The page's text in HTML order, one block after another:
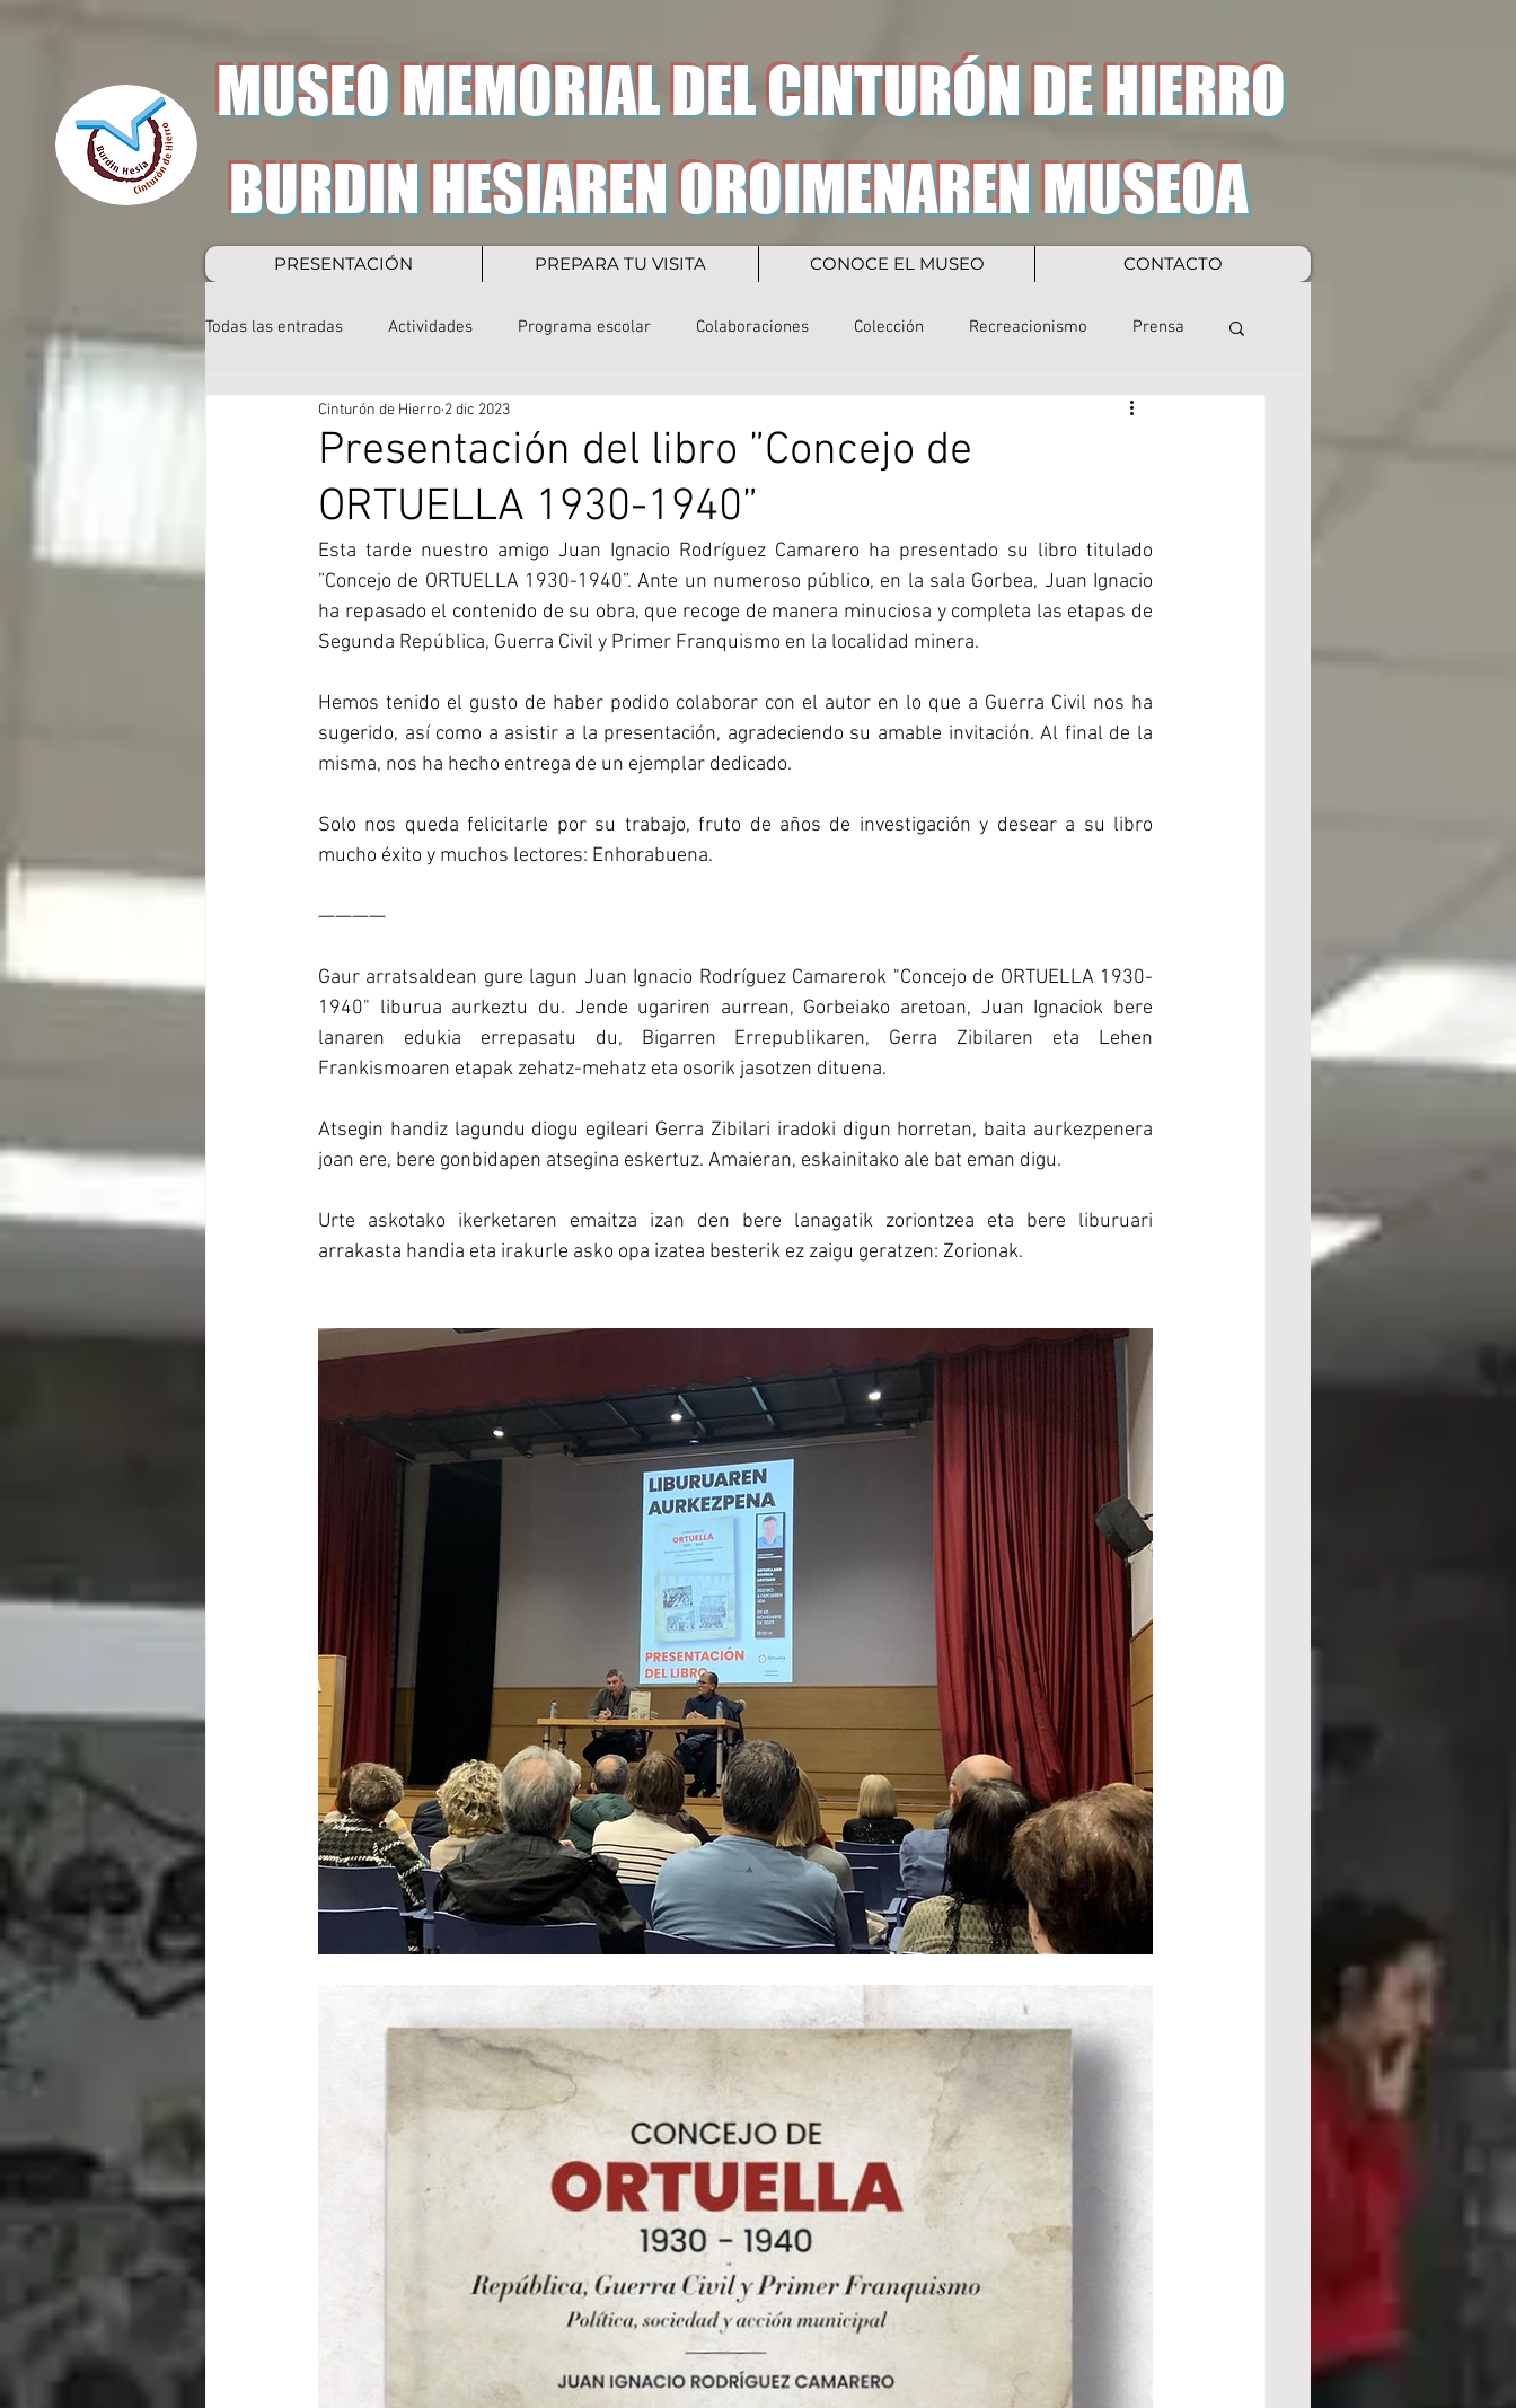
MUSEO MEMORIAL DEL CINTURÓN DE HIERRO
PRESENTACIÓN PREPARA TU VISITA CONOCE EL MUSEO CONTACTO
BURDIN HESIAREN OROIMENAREN MUSEOA
Todas las entradas Actividades Programa escolar Colaboraciones Colección Recreacionismo Prensa
Presentación del libro ”Concejo de
ORTUELLA 1930-1940”
Cinturón de Hierro 2 dic 2023
Esta tarde nuestro amigo Juan Ignacio Rodríguez Camarero ha presentado su libro titulado
”Concejo de ORTUELLA 1930-1940”. Ante un numeroso público, en la sala Gorbea, Juan Ignacio
ha repasado el contenido de su obra, que recoge de manera minuciosa y completa las etapas de
Segunda República, Guerra Civil y Primer Franquismo en la localidad minera.
Hemos tenido el gusto de haber podido colaborar con el autor en lo que a Guerra Civil nos ha
sugerido, así como a asistir a la presentación, agradeciendo su amable invitación. Al final de la
misma, nos ha hecho entrega de un ejemplar dedicado.
Solo nos queda felicitarle por su trabajo, fruto de años de investigación y desear a su libro
mucho éxito y muchos lectores: Enhorabuena.
————
Gaur arratsaldean gure lagun Juan Ignacio Rodríguez Camarerok "Concejo de ORTUELLA 1930-
1940" liburua aurkeztu du. Jende ugariren aurrean, Gorbeiako aretoan, Juan Ignaciok bere
lanaren edukia errepasatu du, Bigarren Errepublikaren, Gerra Zibilaren eta Lehen
Frankismoaren etapak zehatz-mehatz eta osorik jasotzen dituena.
Atsegin handiz lagundu diogu egileari Gerra Zibilari iradoki digun horretan, baita aurkezpenera
joan ere, bere gonbidapen atsegina eskertuz. Amaieran, eskainitako ale bat eman digu.
Urte askotako ikerketaren emaitza izan den bere lanagatik zoriontzea eta bere liburuari
arrakasta handia eta irakurle asko opa izatea besterik ez zaigu geratzen: Zorionak.